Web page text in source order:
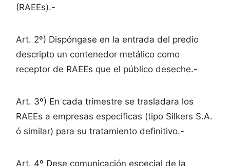
(RAEEs).-
Art. 2º) Dispóngase en la entrada del predio
descripto un contenedor metálico como
receptor de RAEEs que el público deseche.-
Art. 3º) En cada trimestre se trasladara los
RAEEs a empresas especificas (tipo Silkers S.A.
ó similar) para su tratamiento definitivo.-
Art. 4º Dese comunicación especial de la